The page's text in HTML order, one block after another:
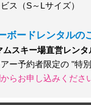
ス（S～Lサイズ）
ボードレンタルの
スキー場直営レンタ
ー予約者限定の "特
らお申し込みくださ